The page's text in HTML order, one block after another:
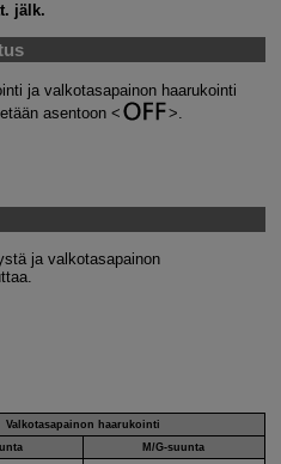
jälk.
ja valkotasapainon haarukointi
asentoon
ja valkotasapainon
Valkotasapainon haarukointi
M/G-suunta